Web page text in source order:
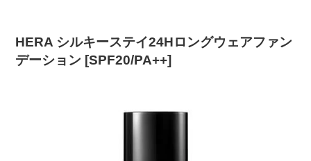
HERA シルキーステイ24Hロングウェアファン
デーション [SPF20/PA++]